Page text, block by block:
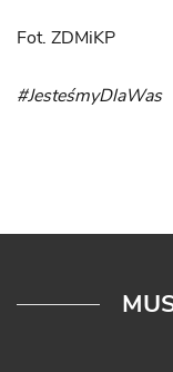
Fot. ZDMiKP
#JesteśmyDlaWas